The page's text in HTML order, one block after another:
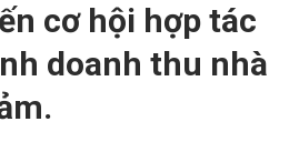
cơ hội hợp tác
doanh thu nhà